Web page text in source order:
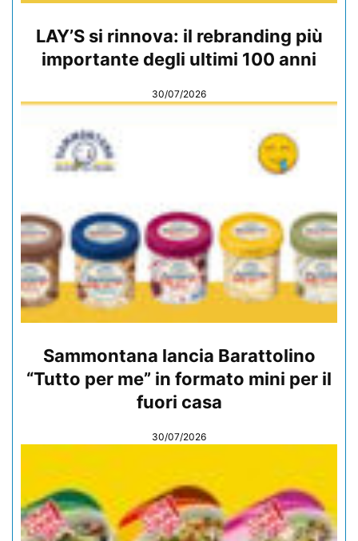
LAY’S si rinnova: il rebranding più
importante degli ultimi 100 anni
30/07/2026
Sammontana lancia Barattolino
“Tutto per me” in formato mini per il
fuori casa
30/07/2026